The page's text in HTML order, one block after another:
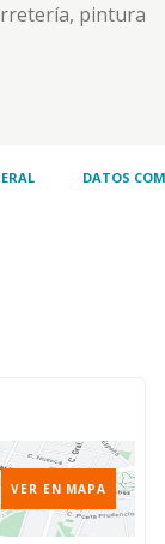
pintura
DATOS
VER EN MAPA